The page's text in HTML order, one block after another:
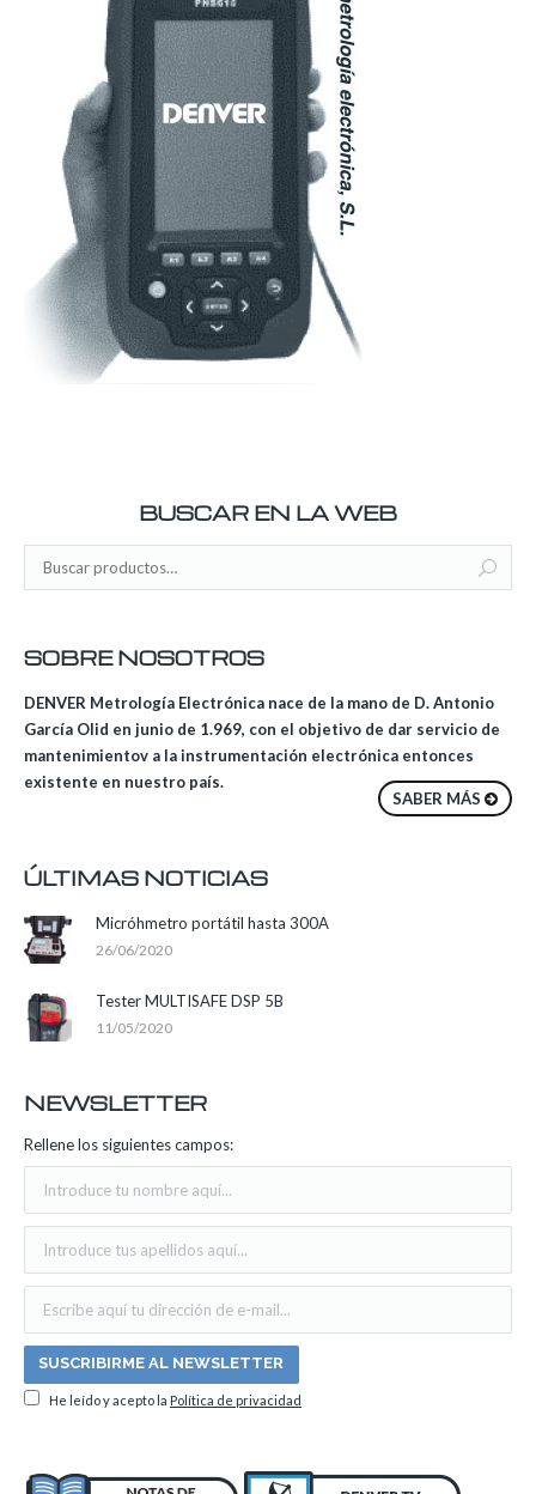
BUSCAR EN LA WEB
SOBRE NOSOTROS
DENVER Metrología Electrónica nace de la mano de D. Antonio
García Olid en junio de 1.969, con el objetivo de dar servicio de
mantenimientov a la instrumentación electrónica entonces
existente en nuestro país.
SABER MÁS
ÚLTIMAS NOTICIAS
Micróhmetro portátil hasta 300A
26/06/2020
Tester MULTISAFE DSP 5B
11/05/2020
NEWSLETTER
Rellene los siguientes campos:
He leído y acepto la Política de privacidad